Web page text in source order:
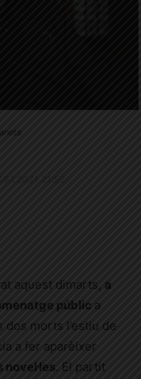
aquest dimarts, a
públic a
morts l’estiu de
a fer aparèixer
. El partit